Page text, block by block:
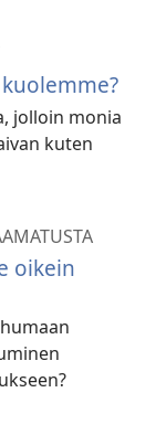
jolloin monia
kuten
oikein